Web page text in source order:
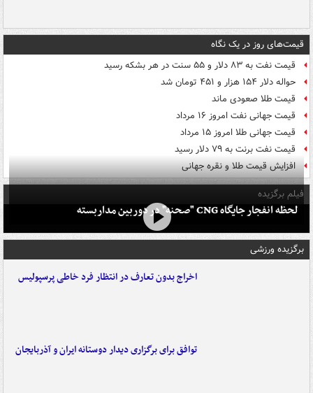
قیمت‌های روز در یک نگاه
قیمت نفت به ۸۳ دلار و ۵۵ سنت در هر بشکه رسید
حواله دلار ۱۵۴ هزار و ۴۵۱ تومان شد
قیمت طلا صعودی ماند
قیمت جهانی نفت امروز ۱۶ مرداد
قیمت جهانی طلا امروز ۱۵ مرداد
قیمت نفت برنت به ۷۹ دلار رسید
افزایش قیمت طلا و نقره جهانی
فیلم برگزیده
لحظه انفجار جایگاه CNG "صحنه" در دوربین مداربسته
برگزیده ورزشی
اخراج بدون تعارف در انتظار فرد خاطی پرسپولیس
توافق برای برگزاری دیدار دوستانه ایران و آذربایجان